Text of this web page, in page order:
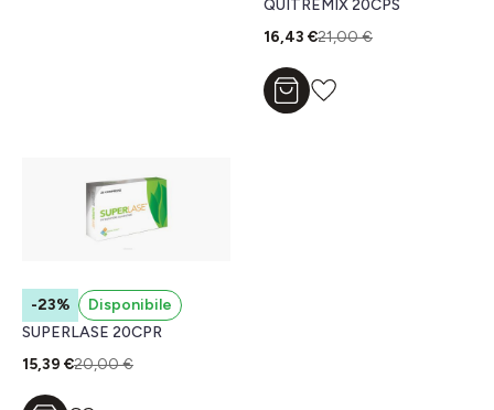
QUITREMIX 20CPS
16,43 €21,00 €
Aggiungi al carrello
-23%
Disponibile
SUPERLASE 20CPR
15,39 €20,00 €